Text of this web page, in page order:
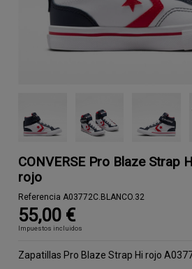
CONVERSE Pro Blaze Strap
rojo
Referencia A03772C.BLANCO.32
55,00 €
Impuestos incluidos
Zapatillas Pro Blaze Strap Hi rojo